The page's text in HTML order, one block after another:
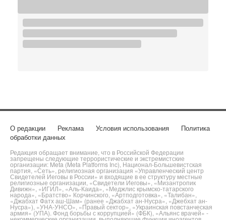
О редакции Реклама Условия использования
Политика
обработки данных
Редакция обращает внимание, что в Российской Федерации
запрещены следующие террористические и экстремистские
организации: Meta (Meta Platforms Inc), Национал-Большевистская
партия, «Сеть», религиозная организация «Управленческий центр
Свидетелей Иеговы в России» и входящие в ее структуру местные
религиозные организации, «Свидетели Иеговы», «Мизантропик
Дивижн», «ИГИЛ», «Аль-Каида», «Меджлис крымско-татарского
народа», «Братство» Корчинского, «Артподготовка», «Талибан»,
«Джабхат Фатх аш-Шам» (ранее «Джабхат ан-Нусра», «Джебхат ан-
Нусра»), «УНА-УНСО», «Правый сектор», «Украинская повстанческая
армия» (УПА). Фонд борьбы с коррупцией» (ФБК), «Альянс врачей» -